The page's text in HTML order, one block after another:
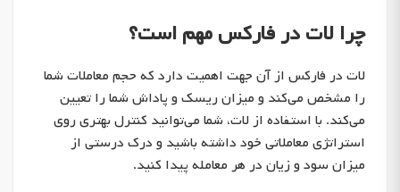
چرا لات در فارکس مهم است؟
لات در فارکس از آن جهت اهمیت دارد که حجم معاملات شما
را مشخص می‌کند و میزان ریسک و پاداش شما را تعیین
می‌کند. با استفاده از لات، شما می‌توانید کنترل بهتری روی
استراتژی معاملاتی خود داشته باشید و درک درستی از
میزان سود و زیان در هر معامله پیدا کنید.